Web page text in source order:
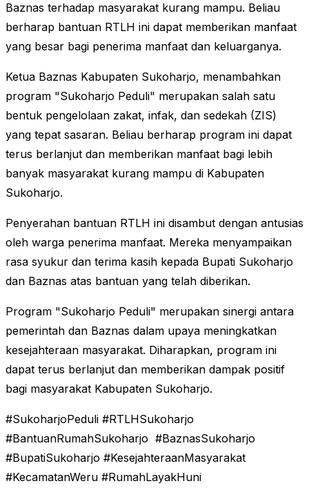
Baznas terhadap masyarakat kurang mampu. Beliau
berharap bantuan RTLH ini dapat memberikan manfaat
yang besar bagi penerima manfaat dan keluarganya.
Ketua Baznas Kabupaten Sukoharjo, menambahkan
program "Sukoharjo Peduli" merupakan salah satu
bentuk pengelolaan zakat, infak, dan sedekah (ZIS)
yang tepat sasaran. Beliau berharap program ini dapat
terus berlanjut dan memberikan manfaat bagi lebih
banyak masyarakat kurang mampu di Kabupaten
Sukoharjo.
Penyerahan bantuan RTLH ini disambut dengan antusias
oleh warga penerima manfaat. Mereka menyampaikan
rasa syukur dan terima kasih kepada Bupati Sukoharjo
dan Baznas atas bantuan yang telah diberikan.
Program "Sukoharjo Peduli" merupakan sinergi antara
pemerintah dan Baznas dalam upaya meningkatkan
kesejahteraan masyarakat. Diharapkan, program ini
dapat terus berlanjut dan memberikan dampak positif
bagi masyarakat Kabupaten Sukoharjo.
#SukoharjoPeduli #RTLHSukoharjo
#BantuanRumahSukoharjo #BaznasSukoharjo
#BupatiSukoharjo #KesejahteraanMasyarakat
#KecamatanWeru #RumahLayakHuni